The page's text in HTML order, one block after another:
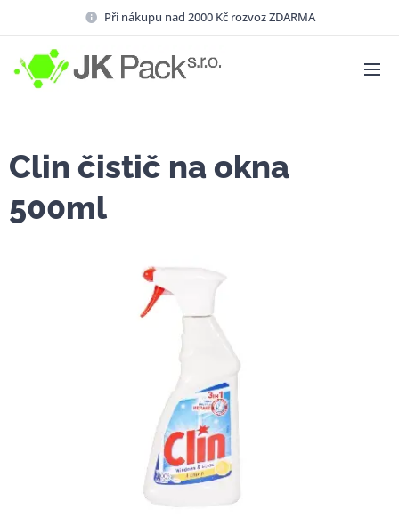
Při nákupu nad 2000 Kč rozvoz ZDARMA
Clin čistič na okna
500ml